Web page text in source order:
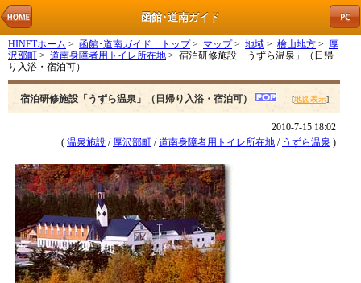
函館･道南ガイド
HINETホーム > 函館･道南ガイド トップ> マップ> 地域 > 檜山地方 > 厚
沢部町 > 道南身障者用トイレ所在地 > 宿泊研修施設「うずら温泉」（日帰
り入浴・宿泊可）
宿泊研修施設「うずら温泉」（日帰り入浴・宿泊可） [地図表示]
2010-7-15 18:02
( 温泉施設 / 厚沢部町 /道南身障者用トイレ所在地 / うずら温泉 )